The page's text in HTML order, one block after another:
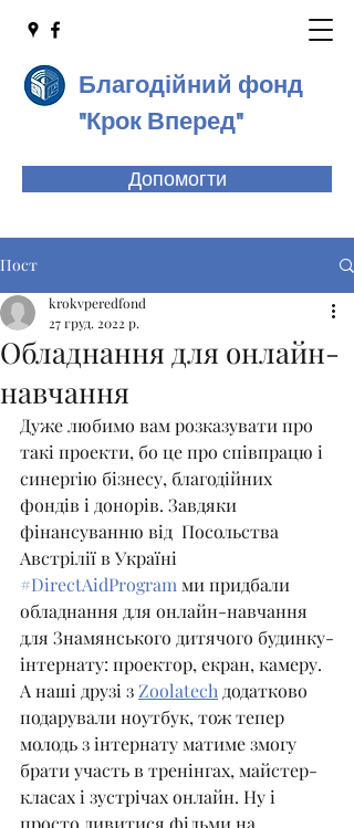
Благодійний фонд
"Крок Вперед"
Допомогти
Пост
Обладнання для онлайн-
навчання
krokvperedfond
27 груд. 2022 р.
Дуже любимо вам розказувати про
такі проекти, бо це про співпрацю і
синергію бізнесу, благодійних
фондів і донорів. Завдяки
фінансуванню від  Посольства
Австрілії в Україні
#DirectAidProgram ми придбали
обладнання для онлайн-навчання
для Знамянського дитячого будинку-
інтернату: проектор, екран, камеру.
А наші друзі з Zoolatech додатково
подарували ноутбук, тож тепер
молодь з інтернату матиме змогу
брати участь в тренінгах, майстер-
класах і зустрічах онлайн. Ну і
просто дивитися фільми на